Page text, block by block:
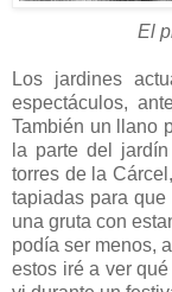
El
Los jardines
espectáculos,
También un llano
la parte del
torres de la
tapiadas para
una gruta con
podía ser menos,
estos iré a ver